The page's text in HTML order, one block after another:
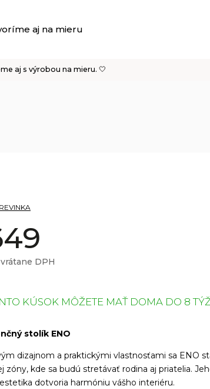
aj na mieru
aj s výrobou na mieru. 🤍
DPH
stolík ENO
dizajnom a praktickými vlastnosťami sa ENO
zóny, kde sa budú stretávať rodina aj priatelia.
dotvoria harmóniu vášho interiéru.
KÚSOK MÔŽETE MAŤ DOMA DO 8